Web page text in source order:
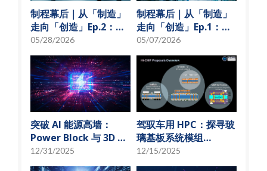
制程幕后｜从「制造」
走向「创造」Ep.2：
「从无到有」的技术革
新
05/28/2026
制程幕后｜从「制造」
走向「创造」Ep.1：揭
秘 USI技术先行军
05/07/2026
突破 AI 能源高墙：
Power Block 与 3D 微
小化解决方案
12/31/2025
驾驭车用 HPC：探寻玻
璃基板系统模组
(SoMoG) 技术的「最佳
甜蜜点」
12/15/2025